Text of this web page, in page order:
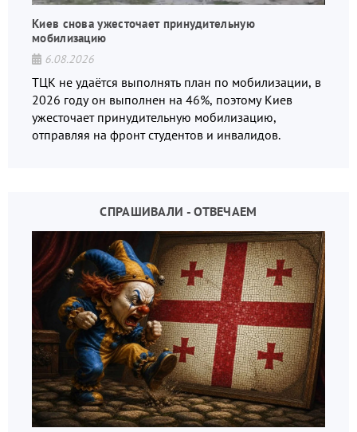
Киев снова ужесточает принудительную
мобилизацию
6.08.2026
ТЦК не удаётся выполнять план по мобилизации, в
2026 году он выполнен на 46%, поэтому Киев
ужесточает принудительную мобилизацию,
отправляя на фронт студентов и инвалидов.
СПРАШИВАЛИ - ОТВЕЧАЕМ